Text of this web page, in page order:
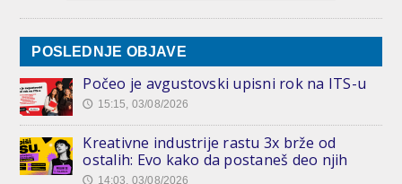
POSLEDNJE OBJAVE
Počeo je avgustovski upisni rok na ITS-u
🕔 15:15, 03/08/2026
Kreativne industrije rastu 3x brže od
ostalih: Evo kako da postaneš deo njih
🕔 14:03, 03/08/2026